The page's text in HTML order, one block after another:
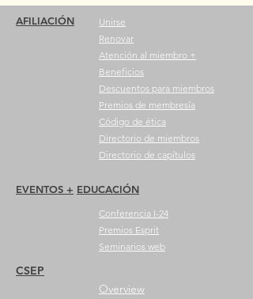
AFILIACIÓN
Unirse
Renovar
Atención al miembro +
Beneficios
Descuentos para miembros
Premios de membresía
Código de ética
Directorio de miembros
Directorio de capítulos
EVENTOS + EDUCACIÓN
Conferencia I-24
Premios Esprit
Seminarios web
CSEP
Overview